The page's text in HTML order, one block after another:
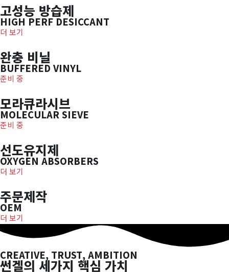
고성능 방습제
HIGH PERF DESICCANT
더 보기
완충 비닐
BUFFERED VINYL
준비 중
모라큐라시브
MOLECULAR SIEVE
준비 중
선도유지제
OXYGEN ABSORBERS
더 보기
주문제작
OEM
더 보기
CREATIVE, TRUST, AMBITION
썬겔의 세가지 핵심 가치